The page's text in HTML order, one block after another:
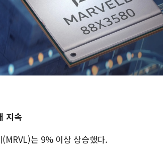
지속
는 9% 이상 상승했다.